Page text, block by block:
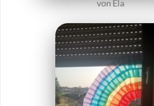
von Ela